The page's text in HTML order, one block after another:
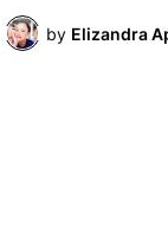
by Elizandra